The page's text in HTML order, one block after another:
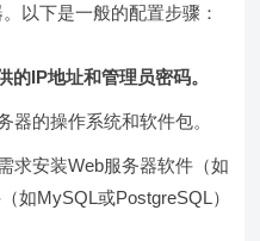
以下是一般的配置步骤：
IP地址和管理员密码。
器的操作系统和软件包。
求安装Web服务器软件（如
如MySQL或PostgreSQL）